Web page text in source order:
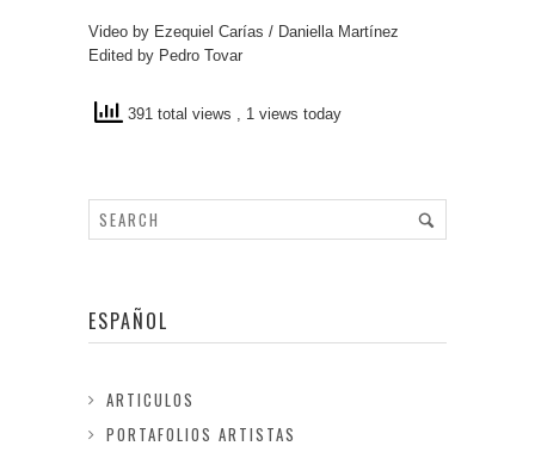
Video by Ezequiel Carías / Daniella Martínez
Edited by Pedro Tovar
391 total views , 1 views today
ESPAÑOL
ARTICULOS
PORTAFOLIOS ARTISTAS